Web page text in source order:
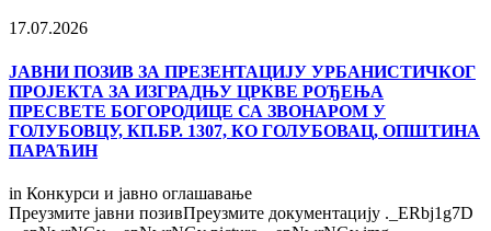
17.07.2026
ЈАВНИ ПОЗИВ ЗА ПРЕЗЕНТАЦИЈУ УРБАНИСТИЧКОГ
ПРОЈЕКТА ЗА ИЗГРАДЊУ ЦРКВЕ РОЂЕЊА
ПРЕСВЕТЕ БОГОРОДИЦЕ СА ЗВОНАРОМ У
ГОЛУБОВЦУ, КП.БР. 1307, КО ГОЛУБОВАЦ, ОПШТИНА
ПАРАЋИН
in Конкурси и јавно оглашавање
Преузмите јавни позивПреузмите документацију ._ERbj1g7D